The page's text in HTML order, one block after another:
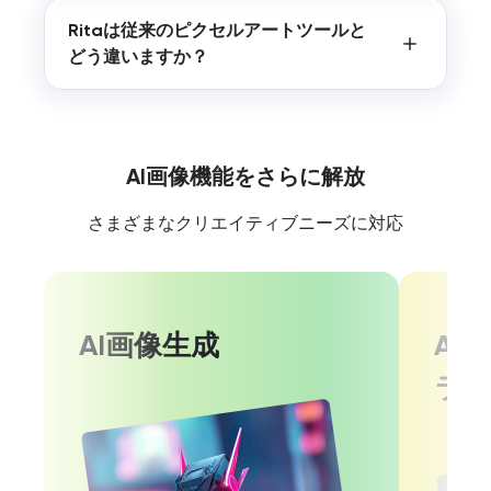
Ritaは従来のピクセルアートツールと
どう違いますか？
AI画像機能をさらに解放
さまざまなクリエイティブニーズに対応
AI画像生成
AI
ラー